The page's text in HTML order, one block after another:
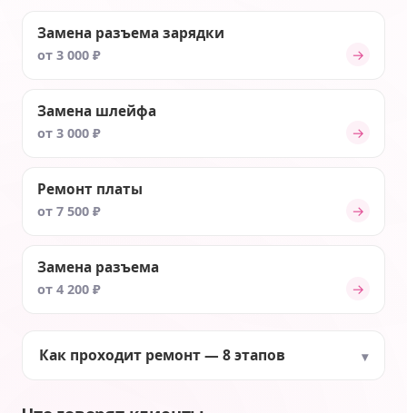
Замена разъема зарядки
от 3 000 ₽ →
Замена шлейфа
от 3 000 ₽ →
Ремонт платы
от 7 500 ₽ →
Замена разъема
от 4 200 ₽ →
Как проходит ремонт — 8 этапов